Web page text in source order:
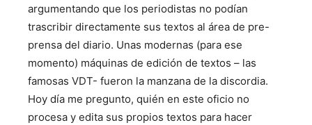
argumentando que los periodistas no podían
trascribir directamente sus textos al área de pre-
prensa del diario. Unas modernas (para ese
momento) máquinas de edición de textos – las
famosas VDT- fueron la manzana de la discordia.
Hoy día me pregunto, quién en este oficio no
procesa y edita sus propios textos para hacer